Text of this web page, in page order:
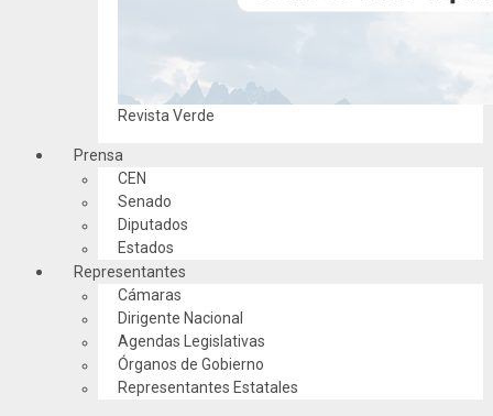
Revista Verde
Prensa
CEN
Senado
Diputados
Estados
Representantes
Cámaras
Dirigente Nacional
Agendas Legislativas
Órganos de Gobierno
Representantes Estatales